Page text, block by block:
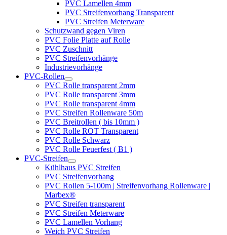
PVC Lamellen 4mm
PVC Streifenvorhang Transparent
PVC Streifen Meterware
Schutzwand gegen Viren
PVC Folie Platte auf Rolle
PVC Zuschnitt
PVC Streifenvorhänge
Industrievorhänge
PVC-Rollen
PVC Rolle transparent 2mm
PVC Rolle transparent 3mm
PVC Rolle transparent 4mm
PVC Streifen Rollenware 50m
PVC Breitrollen ( bis 10mm )
PVC Rolle ROT Transparent
PVC Rolle Schwarz
PVC Rolle Feuerfest ( B1 )
PVC-Streifen
Kühlhaus PVC Streifen
PVC Streifenvorhang
PVC Rollen 5-100m | Streifenvorhang Rollenware |
Marbex®
PVC Streifen transparent
PVC Streifen Meterware
PVC Lamellen Vorhang
Weich PVC Streifen